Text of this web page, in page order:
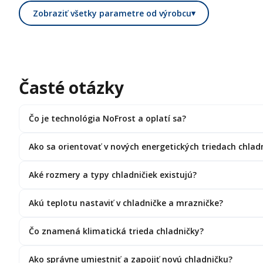
Zobraziť všetky parametre od výrobcu▾
Časté otázky
Čo je technológia NoFrost a oplatí sa?
Ako sa orientovať v nových energetických triedach
Aké rozmery a typy chladničiek existujú?
Akú teplotu nastaviť v chladničke a mrazničke?
Čo znamená klimatická trieda chladničky?
Ako správne umiestniť a zapojiť novú chladničku?